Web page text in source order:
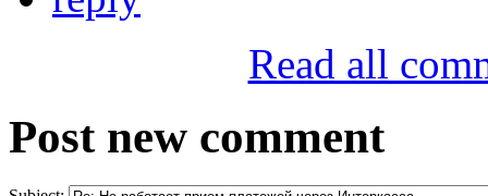
Read all
Post new comment